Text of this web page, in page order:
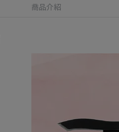
商品介紹